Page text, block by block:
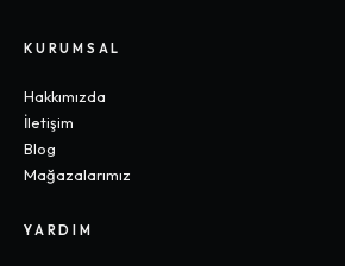
KURUMSAL
Hakkımızda
İletişim
Blog
Mağazalarımız
YARDIM